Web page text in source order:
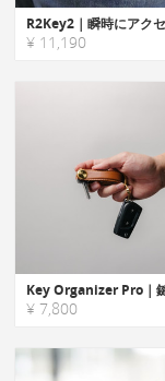
¥ 11,190
¥ 7,800